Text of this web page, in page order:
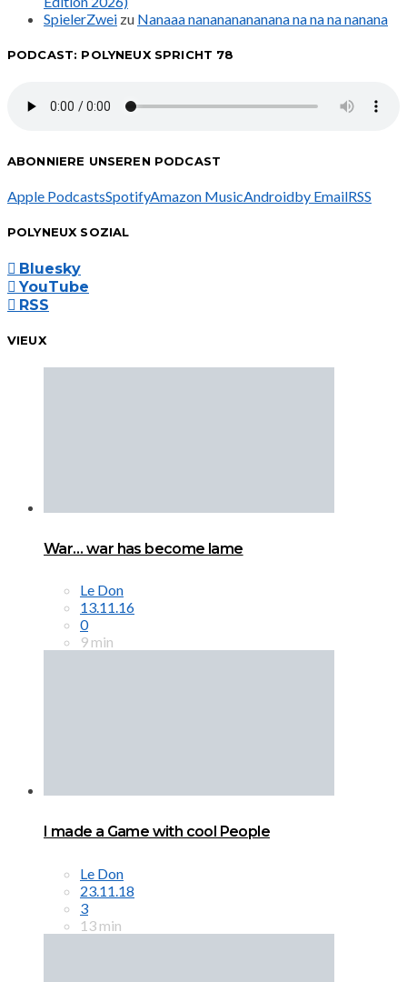
SpielerZwei zu Nanaaa nanananananana na na na nanana
PODCAST: POLYNEUX SPRICHT 78
ABONNIERE UNSEREN PODCAST
Apple PodcastsSpotifyAmazon MusicAndroidby EmailRSS
POLYNEUX SOZIAL
Bluesky
YouTube
RSS
VIEUX
War… war has become lame
Le Don
13.11.16
0
9 min
I made a Game with cool People
Le Don
23.11.18
3
13 min